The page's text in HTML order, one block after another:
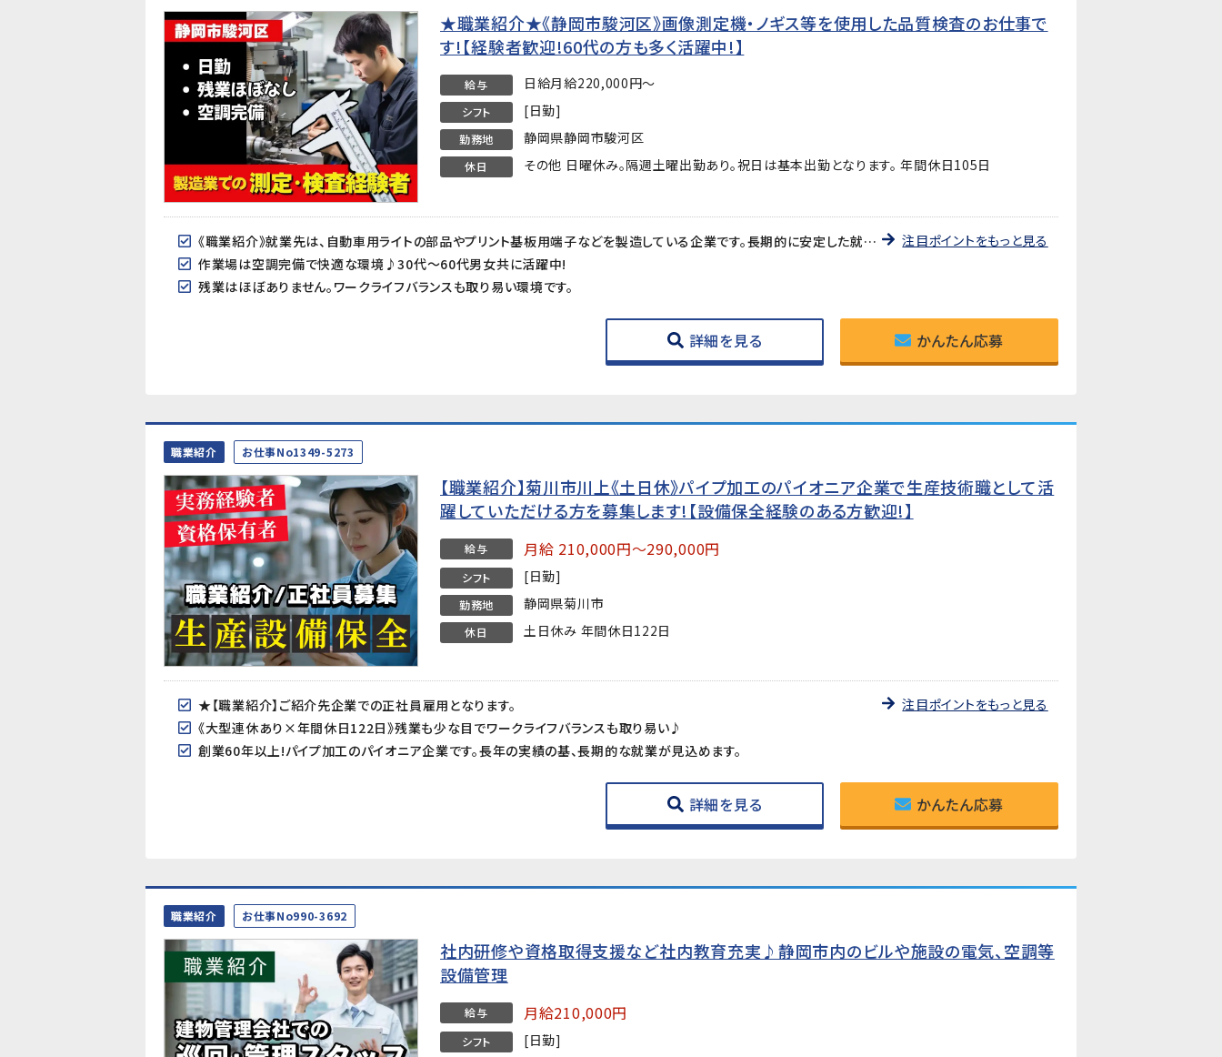
★職業紹介★《静岡市駿河区》画像測定機・ノギス等を使用した品質検査のお仕事で
す!【経験者歓迎!60代の方も多く活躍中!】
給与 日給月給220,000円～
シフト [日勤]
勤務地 静岡県静岡市駿河区
休日 その他 日曜休み。隔週土曜出勤あり。祝日は基本出勤となります。 年間休日105日
《職業紹介》就業先は、自動車用ライトの部品やプリント基板用端子などを製造している企業です。長期的に安定した就業が見込めます!
作業場は空調完備で快適な環境♪30代～60代男女共に活躍中!
残業はほぼありません。ワークライフバランスも取り易い環境です。
注目ポイントをもっと見る
詳細を見る かんたん応募
職業紹介 お仕事No1349-5273
【職業紹介】菊川市川上《土日休》パイプ加工のパイオニア企業で生産技術職として活
躍していただける方を募集します!【設備保全経験のある方歓迎!】
給与 月給 210,000円～290,000円
シフト [日勤]
勤務地 静岡県菊川市
休日 土日休み 年間休日122日
★【職業紹介】ご紹介先企業での正社員雇用となります。
《大型連休あり×年間休日122日》残業も少な目でワークライフバランスも取り易い♪
創業60年以上!パイプ加工のパイオニア企業です。長年の実績の基、長期的な就業が見込めます。
注目ポイントをもっと見る
詳細を見る かんたん応募
職業紹介 お仕事No990-3692
社内研修や資格取得支援など社内教育充実♪静岡市内のビルや施設の電気、空調等
設備管理
給与 月給210,000円
シフト [日勤]